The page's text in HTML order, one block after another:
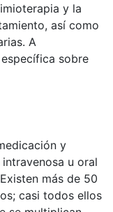
y la
así como
A
sobre
y
u oral
más de 50
casi todos ellos